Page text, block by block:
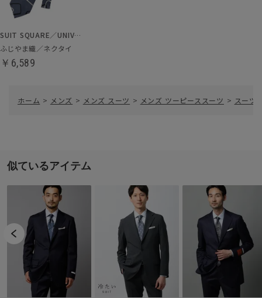
SUIT SQUARE／UNIVERSAL LANGUAGE
ふじやま織／ネクタイ
￥6,589
ホーム > メンズ > メンズ スーツ > メンズ ツーピーススーツ > スーツ